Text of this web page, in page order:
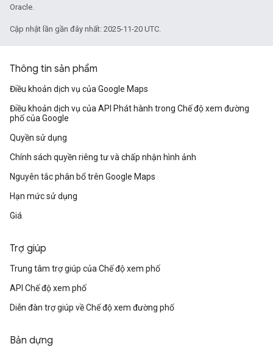
Oracle.
Cập nhật lần gần đây nhất: 2025-11-20 UTC.
Thông tin sản phẩm
Điều khoản dịch vụ của Google Maps
Điều khoản dịch vụ của API Phát hành trong Chế độ xem đường
phố của Google
Quyền sử dụng
Chính sách quyền riêng tư và chấp nhận hình ảnh
Nguyên tắc phân bổ trên Google Maps
Hạn mức sử dụng
Giá
Trợ giúp
Trung tâm trợ giúp của Chế độ xem phố
API Chế độ xem phố
Diễn đàn trợ giúp về Chế độ xem đường phố
Bản dựng